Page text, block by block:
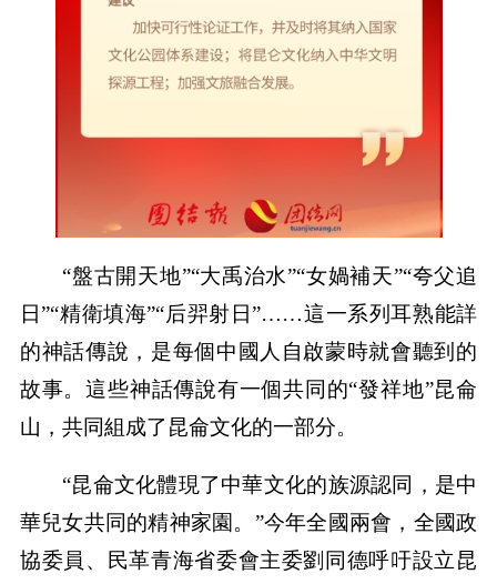
“盤古開天地”“大禹治水”“女媧補天”“夸父追
日”“精衛填海”“后羿射日”……這一系列耳熟能詳
的神話傳說，是每個中國人自啟蒙時就會聽到的
故事。這些神話傳說有一個共同的“發祥地”昆侖
山，共同組成了昆侖文化的一部分。
“昆侖文化體現了中華文化的族源認同，是中
華兒女共同的精神家園。”今年全國兩會，全國政
協委員、民革青海省委會主委劉同德呼吁設立昆